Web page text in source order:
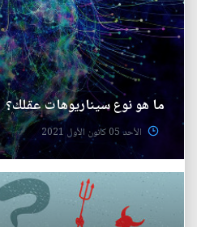
ما هو نوع سيناريوهات عقلك؟
الأحد 05 كانون الأول 2021